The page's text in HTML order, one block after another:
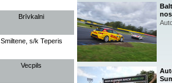
Brīvkalni
Smiltene, s/k Teperis
Vecpils